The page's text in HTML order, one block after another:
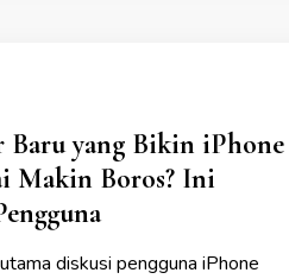
Baru yang Bikin iPhone
Makin Boros? Ini
diskusi pengguna iPhone